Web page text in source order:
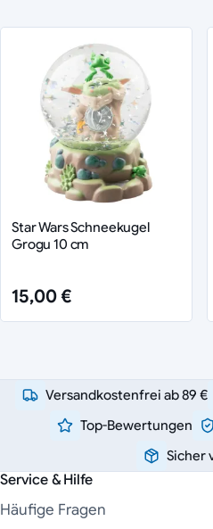
Star Wars Schneekugel
Grogu 10 cm
15,00 €
Versandkostenfrei ab 89 €
Top-Bewertungen
Sicher
Service & Hilfe
Häufige Fragen